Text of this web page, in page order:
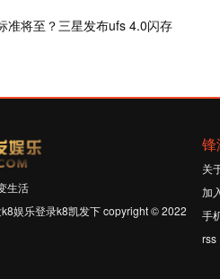
准将至？三星发布ufs 4.0闪存
生活
娱乐登录k8凯发下 copyright © 2022
锋
关
加
手
rss